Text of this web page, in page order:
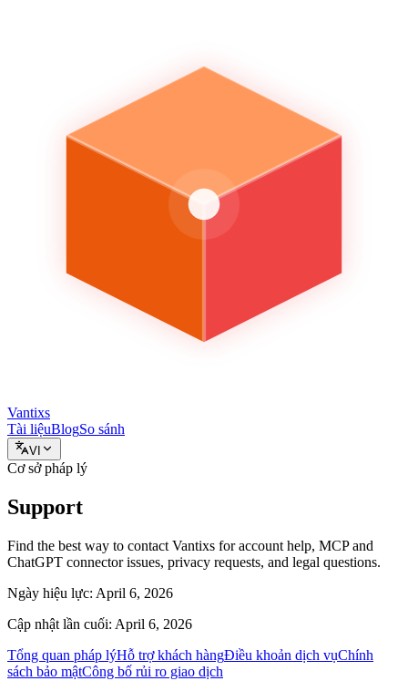
Vantixs
Tài liệuBlogSo sánh
VI
Cơ sở pháp lý
Support
Find the best way to contact Vantixs for account help, MCP and
ChatGPT connector issues, privacy requests, and legal questions.
Ngày hiệu lực: April 6, 2026
Cập nhật lần cuối: April 6, 2026
Tổng quan pháp lýHỗ trợ khách hàngĐiều khoản dịch vụChính
sách bảo mậtCông bố rủi ro giao dịch